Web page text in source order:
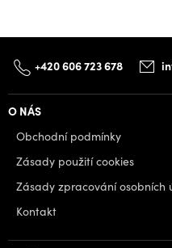
+420 606 723 678
O NÁS
Obchodní podmínky
Zásady použití cookies
Zásady zpracování osobních
Kontakt